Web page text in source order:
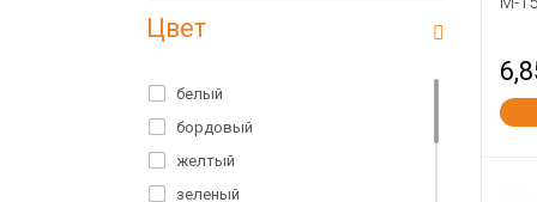
Азарово
Алексин ТСМ
Белые столбы
Богородск
Болохово
Цвет
белый
бордовый
желтый
зеленый